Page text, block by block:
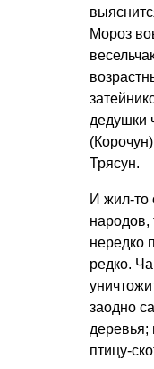
Мороз
дедушки
Трясун.
И жил-то
народов,
нередко
редко.
заодно
птицу-